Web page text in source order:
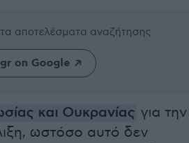
αποτελέσματα αναζήτησης
on Google
και Ουκρανίας για την
ωστόσο αυτό δεν